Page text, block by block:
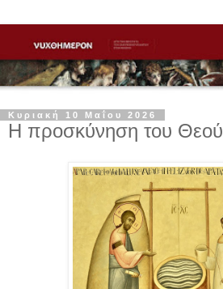
Κυριακή 10 Μαΐου 2026
Η προσκύνηση του Θεού